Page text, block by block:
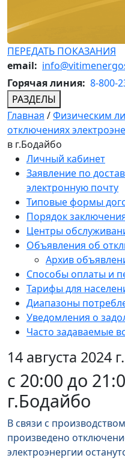
ПЕРЕДАТЬ ПОКАЗАНИЯ
email:
Горячая линия: 8-800-
РАЗДЕЛЫ
Главная /Физическим
отключениях
в г.Бодайбо
Личный кабинет
Заявление по
электронную почту
Типовые формы
Порядок
Центры
Объявления об
Архив
Способы оплаты и
Тарифы для
Диапазоны
Уведомления о
Часто задаваемые
14 августа 2024 г.
с 20:00 до
г.Бодайбо
В связи с
произведено
электроэнергии